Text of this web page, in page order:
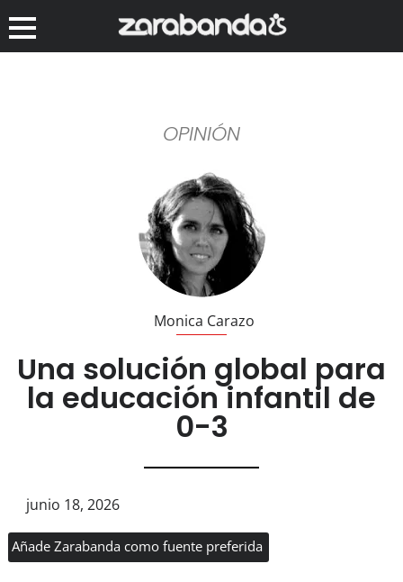
OPINIÓN
Monica Carazo
Una solución global para
la educación infantil de
0-3
junio 18, 2026
Añade Zarabanda como fuente preferida